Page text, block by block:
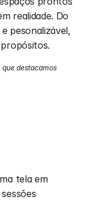
realidade. Do
pesonalizável,
que destacamos
tela em